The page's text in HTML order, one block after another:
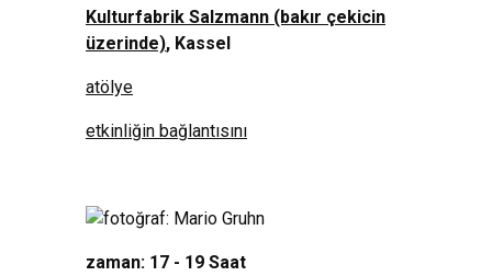
Kulturfabrik Salzmann (bakır çekicin
üzerinde), Kassel
atölye
etkinliğin bağlantısını
zaman: 17 - 19 Saat